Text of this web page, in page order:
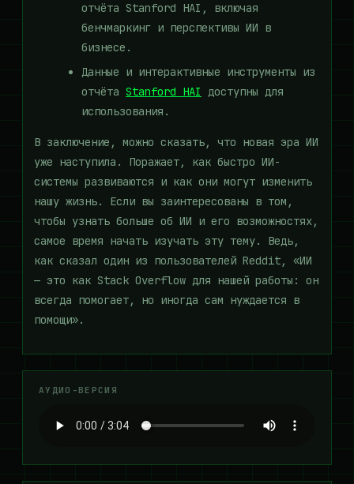
отчёта Stanford HAI, включая
бенчмаркинг и перспективы ИИ в
бизнесе.
Данные и интерактивные инструменты из
отчёта Stanford HAI доступны для
использования.
В заключение, можно сказать, что новая эра ИИ
уже наступила. Поражает, как быстро ИИ-
системы развиваются и как они могут изменить
нашу жизнь. Если вы заинтересованы в том,
чтобы узнать больше об ИИ и его возможностях,
самое время начать изучать эту тему. Ведь,
как сказал один из пользователей Reddit, «ИИ
— это как Stack Overflow для нашей работы: он
всегда помогает, но иногда сам нуждается в
помощи».
АУДИО-ВЕРСИЯ